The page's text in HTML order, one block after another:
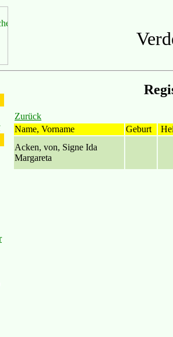
Zurück
Name, Vorname
Geburt
Acken, von, Signe Ida
Margareta